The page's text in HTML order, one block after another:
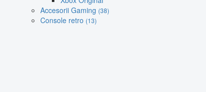
Accesorii Gaming (38)
Console retro (13)